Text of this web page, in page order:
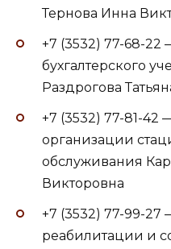
Тернова Инна
+7 (3532) 77-68-22
бухгалтерского
Раздрогова
+7 (3532) 77-81-42
организации
обслуживания
Викторовна
+7 (3532) 77-99-27
реабилитации и